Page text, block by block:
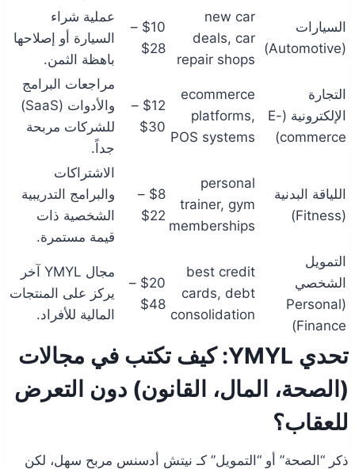
السيارات
(Automotive)
new car
deals, car
repair shops
$10 –
$28
عملية شراء
السيارة أو إصلاحها
باهظة الثمن.
التجارة
الإلكترونية (E-
commerce)
ecommerce
platforms,
POS systems
$12 –
$30
مراجعات البرامج
والأدوات (SaaS)
للشركات مربحة
جداً.
اللياقة البدنية
(Fitness)
personal
trainer, gym
memberships
$8 –
$22
الاشتراكات
والبرامج التدريبية
الشخصية ذات
قيمة مستمرة.
التمويل
الشخصي
(Personal
Finance)
best credit
cards, debt
consolidation
$20 –
$48
مجال YMYL آخر
يركز على المنتجات
المالية للأفراد.
تحدي YMYL: كيف تكتب في مجالات
(الصحة، المال، القانون) دون التعرض
للعقاب؟
ذكر “الصحة” أو “التمويل” كـ نيتش أدسنس مربح سهل، لكن